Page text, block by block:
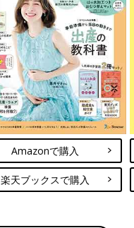
Amazonで購入
楽天ブックスで購入